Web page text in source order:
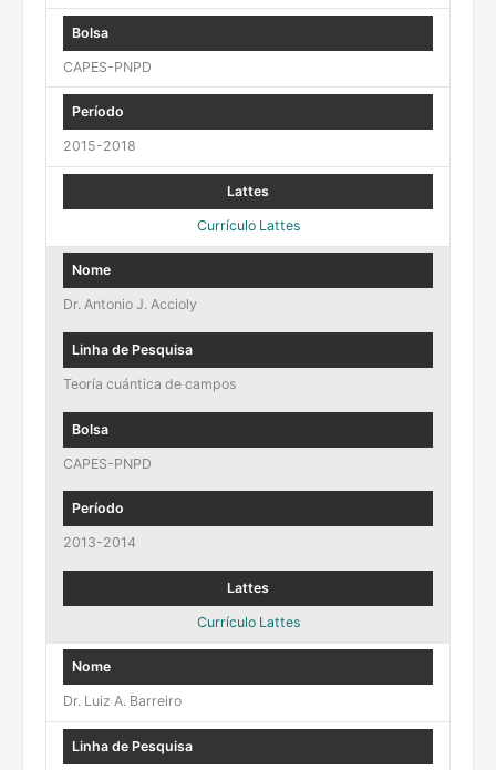
CAPES-PNPD
2015-2018
Currículo Lattes
Dr. Antonio J. Accioly
Teoría cuántica de campos
CAPES-PNPD
2013-2014
Currículo Lattes
Dr. Luiz A. Barreiro